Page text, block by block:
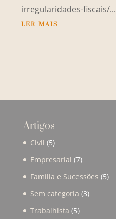
irregularidades-fiscais/...
LER MAIS
Artigos
Civil (5)
Empresarial (7)
Família e Sucessões (5)
Sem categoria (3)
Trabalhista (5)